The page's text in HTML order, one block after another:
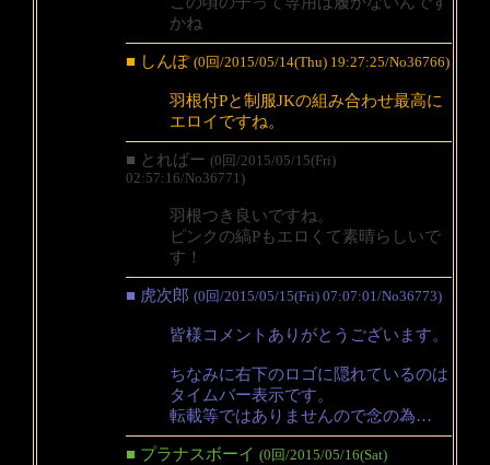
かね
■ しんぽ (0回/2015/05/14(Thu) 19:27:25/No36766)
羽根付Pと制服JKの組み合わせ最高に
エロイですね。
■ とればー (0回/2015/05/15(Fri)
02:57:16/No36771)
羽根つき良いですね。
ピンクの縞Pもエロくて素晴らしいで
す！
■ 虎次郎 (0回/2015/05/15(Fri) 07:07:01/No36773)
皆様コメントありがとうございます。
ちなみに右下のロゴに隠れているのは
タイムバー表示です。
転載等ではありませんので念の為…
■ プラナスボーイ (0回/2015/05/16(Sat)